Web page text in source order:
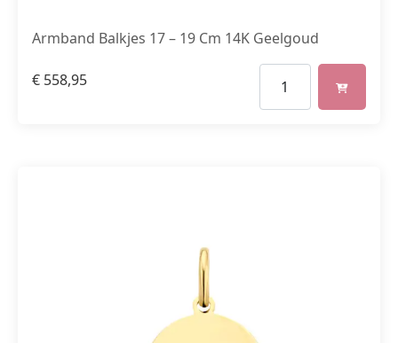
Armband Balkjes 17 – 19 Cm 14K Geelgoud
€ 558,95